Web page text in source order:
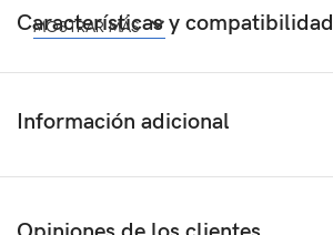
Características y compatibilidad
MOSTRAR MÁS
Información adicional